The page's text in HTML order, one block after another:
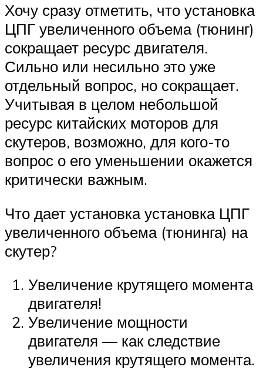
Хочу сразу отметить, что установка
ЦПГ увеличенного объема (тюнинг)
сокращает ресурс двигателя.
Сильно или несильно это уже
отдельный вопрос, но сокращает.
Учитывая в целом небольшой
ресурс китайских моторов для
скутеров, возможно, для кого-то
вопрос о его уменьшении окажется
критически важным.
Что дает установка установка ЦПГ
увеличенного объема (тюнинга) на
скутер?
Увеличение крутящего момента
двигателя!
Увеличение мощности
двигателя — как следствие
увеличения крутящего момента.